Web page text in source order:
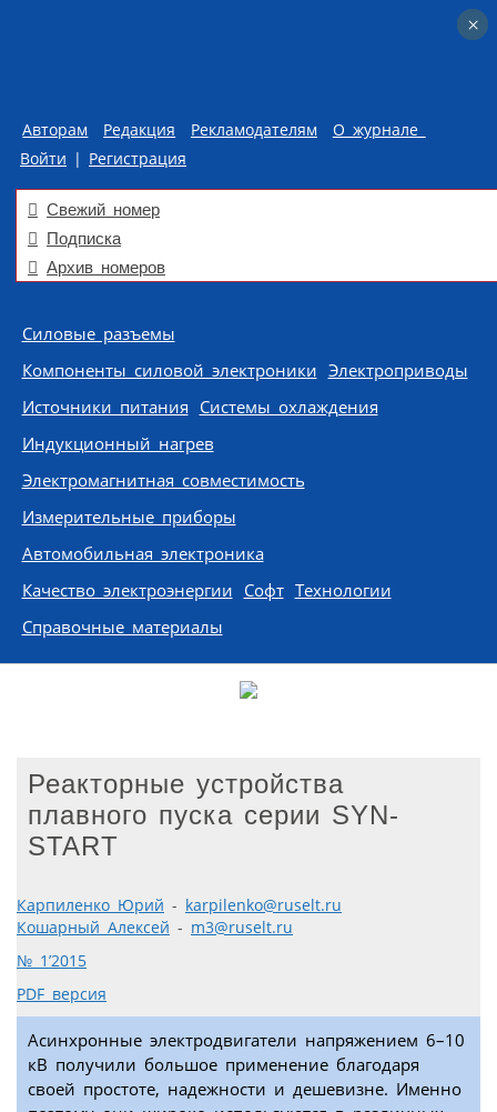
Авторам Редакция Рекламодателям
О журнале
Войти | Регистрация
Свежий номер
Подписка
Архив номеров
Skip to content
Силовые разъемы
Компоненты силовой электроники Электроприводы
Источники питания Системы охлаждения
Индукционный нагрев
Электромагнитная совместимость
Измерительные приборы
Автомобильная электроника
Качество электроэнергии Софт Технологии
Справочные материалы
Реакторные устройства
плавного пуска серии SYN-
START
Карпиленко Юрий - karpilenko@ruselt.ru
Кошарный Алексей - m3@ruselt.ru
№ 1’2015
PDF версия
Асинхронные электродвигатели напряжением 6–10
кВ получили большое применение благодаря
своей простоте, надежности и дешевизне. Именно
×
×